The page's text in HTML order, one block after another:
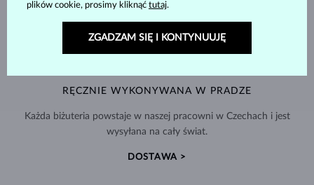
RĘCZNIE WYKONYWANA W PRADZE
Każda biżuteria powstaje w naszej pracowni w Czechach i jest
wysyłana na cały świat.
DOSTAWA >
plików cookie, prosimy kliknąć tutaj.
ZGADZAM SIĘ I KONTYNUUJĘ